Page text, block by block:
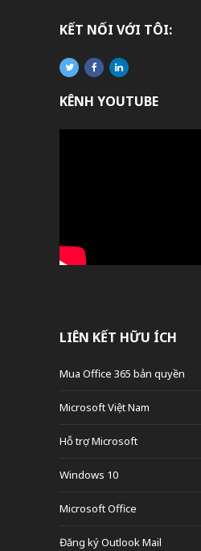
KẾT NỐI VỚI TÔI:
KÊNH YOUTUBE
LIÊN KẾT HỮU ÍCH
Mua Office 365 bản quyền
Microsoft Việt Nam
Hỗ trợ Microsoft
Windows 10
Microsoft Office
Đăng ký Outlook Mail